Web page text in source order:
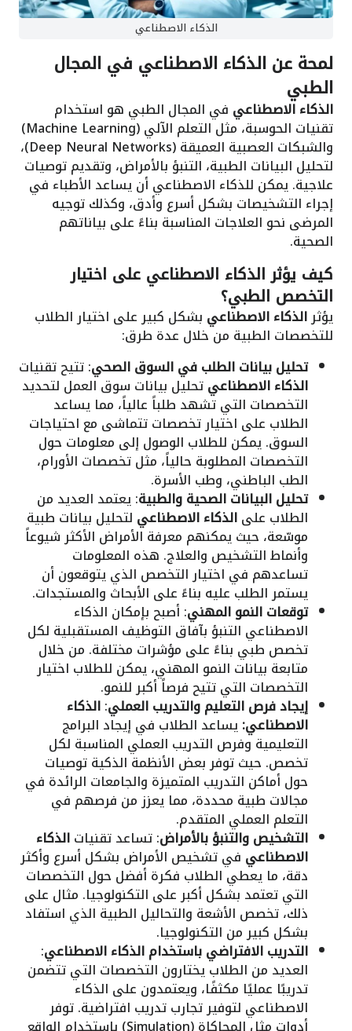
الذكاء الاصطناعي
لمحة عن الذكاء الاصطناعي في المجال
الطبي
الذكاء الاصطناعي في المجال الطبي هو استخدام
تقنيات الحوسبة، مثل التعلم الآلي (Machine Learning)
والشبكات العصبية العميقة (Deep Neural Networks)،
لتحليل البيانات الطبية، التنبؤ بالأمراض، وتقديم توصيات
علاجية. يمكن للذكاء الاصطناعي أن يساعد الأطباء في
إجراء التشخيصات بشكل أسرع وأدق، وكذلك توجيه
المرضى نحو العلاجات المناسبة بناءً على بياناتهم
الصحية.
كيف يؤثر الذكاء الاصطناعي على اختيار
التخصص الطبي؟
يؤثرالذكاء الاصطناعي بشكل كبير على اختيار الطلاب
للتخصصات الطبية من خلال عدة طرق:
تحليل بيانات الطلب في السوق الصحي: تتيح تقنيات
الذكاء الاصطناعيتحليل بيانات سوق العمل لتحديد
التخصصات التي تشهد طلباً عالياً، مما يساعد
الطلاب على اختيار تخصصات تتماشى مع احتياجات
السوق. يمكن للطلاب الوصول إلى معلومات حول
التخصصات المطلوبة حالياً، مثل تخصصات الأورام،
الطب الباطني، وطب الأسرة.
تحليل البيانات الصحية والطبية: يعتمد العديد من
الطلاب علىالذكاء الاصطناعي لتحليل بيانات طبية
موسّعة، حيث يمكنهم معرفة الأمراض الأكثر شيوعاً
وأنماط التشخيص والعلاج. هذه المعلومات
تساعدهم في اختيار التخصص الذي يتوقعون أن
يستمر الطلب عليه بناءً على الأبحاث والمستجدات.
توقعات النمو المهني: أصبح بإمكان الذكاء
الاصطناعي التنبؤ بآفاق التوظيف المستقبلية لكل
تخصص طبي بناءً على مؤشرات مختلفة. من خلال
متابعة بيانات النمو المهني، يمكن للطلاب اختيار
التخصصات التي تتيح فرصاً أكبر للنمو.
إيجاد فرص التعليم والتدريب العملي:الذكاء
الاصطناعي:يساعد الطلاب في إيجاد البرامج
التعليمية وفرص التدريب العملي المناسبة لكل
تخصص. حيث توفر بعض الأنظمة الذكية توصيات
حول أماكن التدريب المتميزة والجامعات الرائدة في
مجالات طبية محددة، مما يعزز من فرصهم في
التعلم العملي المتقدم.
التشخيص والتنبؤ بالأمراض: تساعد تقنياتالذكاء
الاصطناعي في تشخيص الأمراض بشكل أسرع وأكثر
دقة، ما يعطي الطلاب فكرة أفضل حول التخصصات
التي تعتمد بشكل أكبر على التكنولوجيا. مثال على
ذلك، تخصص الأشعة والتحاليل الطبية الذي استفاد
بشكل كبير من التكنولوجيا.
التدريب الافتراضي باستخدام الذكاء الاصطناعي:
العديد من الطلاب يختارون التخصصات التي تتضمن
تدريبًا عمليًا مكثفًا، ويعتمدون على الذكاء
الاصطناعي لتوفير تجارب تدريب افتراضية. توفر